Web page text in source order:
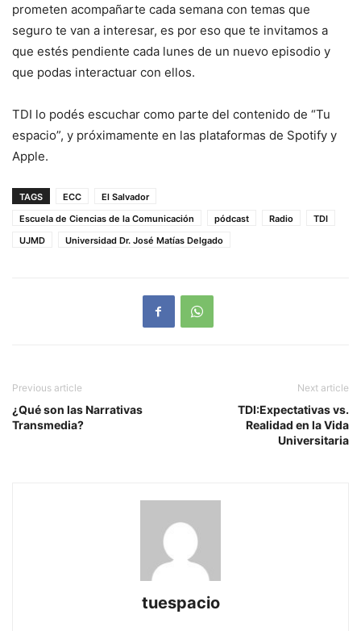
prometen acompañarte cada semana con temas que
seguro te van a interesar, es por eso que te invitamos a
que estés pendiente cada lunes de un nuevo episodio y
que podas interactuar con ellos.
TDI lo podés escuchar como parte del contenido de “Tu
espacio”, y próximamente en las plataformas de Spotify y
Apple.
TAGS ECC
El Salvador
Escuela de Ciencias de la Comunicación
pódcast Radio
TDI
UJMD
Universidad Dr. José Matías Delgado
Previous article
¿Qué son las Narrativas
Transmedia?
Next article
TDI:Expectativas vs.
Realidad en la Vida
Universitaria
tuespacio